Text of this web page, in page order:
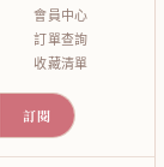
會員中心
訂單查詢
收藏清單
訂閱